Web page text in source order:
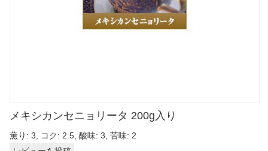
メキシカンセニョリータ 200g入り
薫り: 3, コク: 2.5, 酸味: 3, 苦味: 2